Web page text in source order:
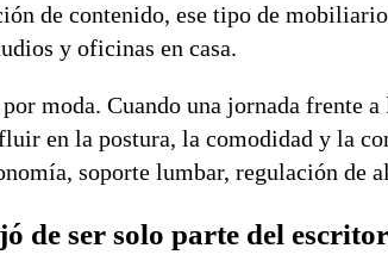
de contenido, ese tipo de
y oficinas en casa.
moda. Cuando una jornada frente
en la postura, la comodidad y la
soporte lumbar, regulación de
de ser solo parte del